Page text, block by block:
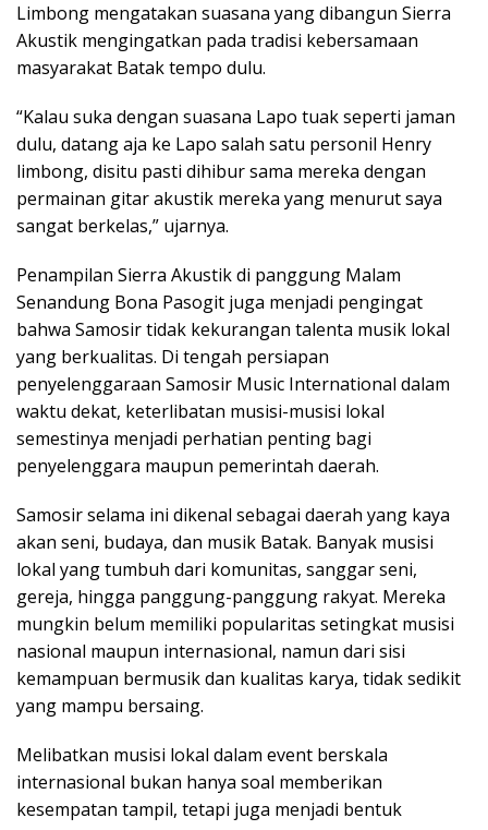
Limbong mengatakan suasana yang dibangun Sierra
Akustik mengingatkan pada tradisi kebersamaan
masyarakat Batak tempo dulu.
“Kalau suka dengan suasana Lapo tuak seperti jaman
dulu, datang aja ke Lapo salah satu personil Henry
limbong, disitu pasti dihibur sama mereka dengan
permainan gitar akustik mereka yang menurut saya
sangat berkelas,” ujarnya.
Penampilan Sierra Akustik di panggung Malam
Senandung Bona Pasogit juga menjadi pengingat
bahwa Samosir tidak kekurangan talenta musik lokal
yang berkualitas. Di tengah persiapan
penyelenggaraan Samosir Music International dalam
waktu dekat, keterlibatan musisi-musisi lokal
semestinya menjadi perhatian penting bagi
penyelenggara maupun pemerintah daerah.
Samosir selama ini dikenal sebagai daerah yang kaya
akan seni, budaya, dan musik Batak. Banyak musisi
lokal yang tumbuh dari komunitas, sanggar seni,
gereja, hingga panggung-panggung rakyat. Mereka
mungkin belum memiliki popularitas setingkat musisi
nasional maupun internasional, namun dari sisi
kemampuan bermusik dan kualitas karya, tidak sedikit
yang mampu bersaing.
Melibatkan musisi lokal dalam event berskala
internasional bukan hanya soal memberikan
kesempatan tampil, tetapi juga menjadi bentuk